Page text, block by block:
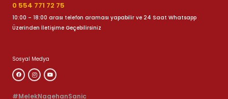
0 554 771 72 75
10:00 – 18:00 arası telefon araması yapabilir ve 24 Saat Whatsapp
Üzerinden İletişime Geçebilirsiniz
Sosyal Medya
#MelekNagehanSanic